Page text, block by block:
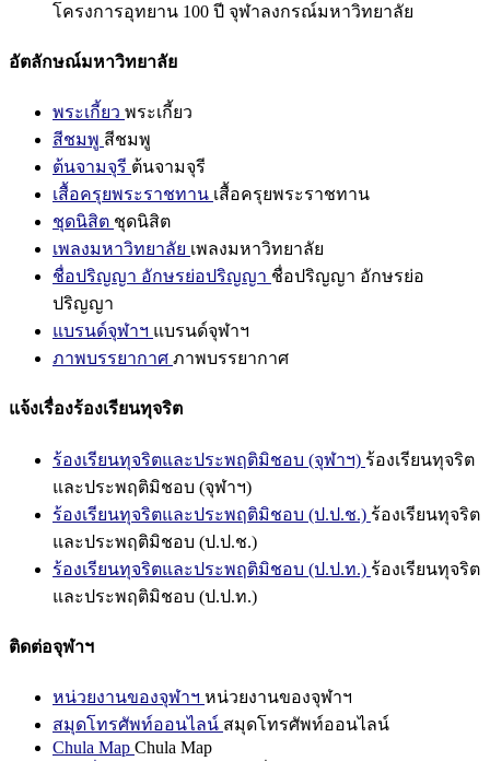
โครงการอุทยาน 100 ปี จุฬาลงกรณ์มหาวิทยาลัย
อัตลักษณ์มหาวิทยาลัย
พระเกี้ยว พระเกี้ยว
สีชมพู สีชมพู
ต้นจามจุรี ต้นจามจุรี
เสื้อครุยพระราชทาน เสื้อครุยพระราชทาน
ชุดนิสิต ชุดนิสิต
เพลงมหาวิทยาลัย เพลงมหาวิทยาลัย
ชื่อปริญญา อักษรย่อปริญญา ชื่อปริญญา อักษรย่อ
ปริญญา
แบรนด์จุฬาฯ แบรนด์จุฬาฯ
ภาพบรรยากาศ ภาพบรรยากาศ
แจ้งเรื่องร้องเรียนทุจริต
ร้องเรียนทุจริตและประพฤติมิชอบ (จุฬาฯ) ร้องเรียนทุจริต
และประพฤติมิชอบ (จุฬาฯ)
ร้องเรียนทุจริตและประพฤติมิชอบ (ป.ป.ช.) ร้องเรียนทุจริต
และประพฤติมิชอบ (ป.ป.ช.)
ร้องเรียนทุจริตและประพฤติมิชอบ (ป.ป.ท.) ร้องเรียนทุจริต
และประพฤติมิชอบ (ป.ป.ท.)
ติดต่อจุฬาฯ
หน่วยงานของจุฬาฯ หน่วยงานของจุฬาฯ
สมุดโทรศัพท์ออนไลน์ สมุดโทรศัพท์ออนไลน์
Chula Map Chula Map